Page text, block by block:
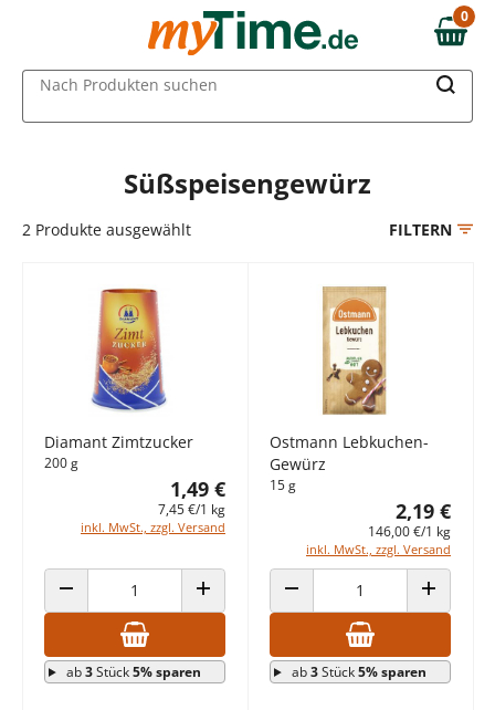
Zum Hauptinhalt springen
Zur Navigation springen
Zur Suche springen
0,00 €
0
Nach Produkten suchen
Süßspeisengewürz
2 Produkte ausgewählt FILTERN
Diamant Zimtzucker
200 g
1,49 €
7,45 €/1 kg
inkl. MwSt., zzgl. Versand
ANZAHL VERRINGERN ANZAHL ERHÖHEN
ab3Stück5% sparen
Ostmann Lebkuchen-
Gewürz
15 g
2,19 €
146,00 €/1 kg
inkl. MwSt., zzgl. Versand
ANZAHL VERRINGERN ANZAHL
ab3Stück5% sparen